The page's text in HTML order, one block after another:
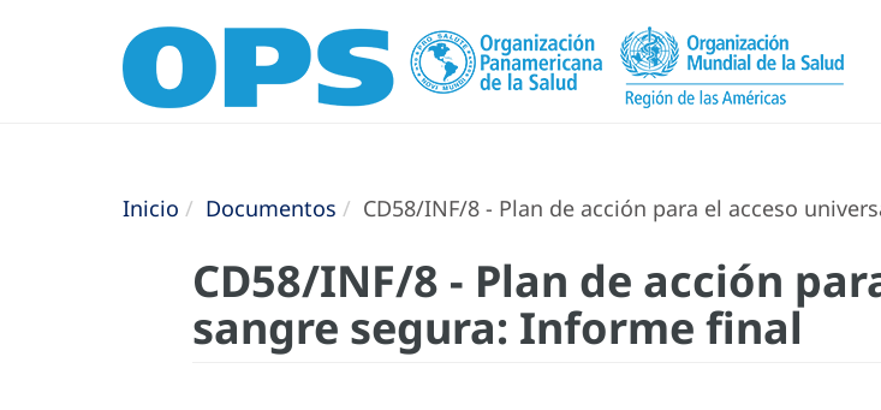
Inicio Documentos CD58/INF/8 - Plan de acción para el acceso
CD58/INF/8 - Plan de acción
sangre segura: Informe final